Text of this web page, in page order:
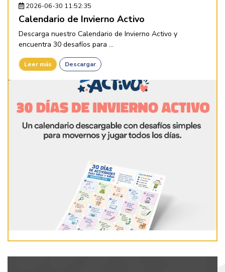
2026-06-30 11:52:35
Calendario de Invierno Activo
Descarga nuestro Calendario de Invierno Activo y
encuentra 30 desafíos para ...
Leer más Descargar